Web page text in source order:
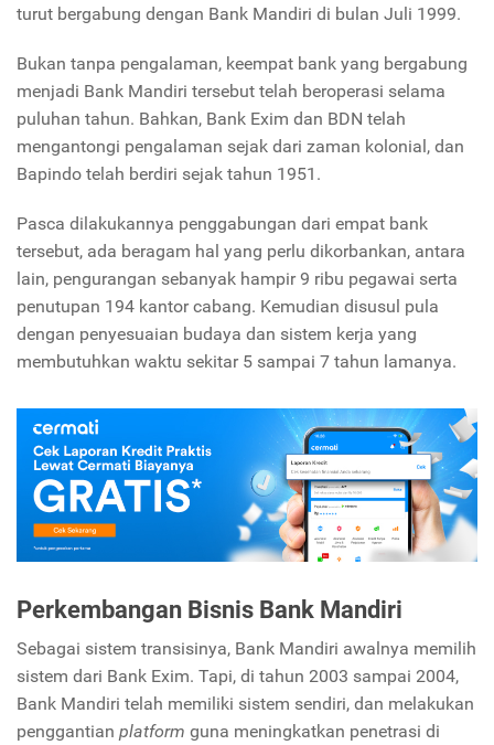
turut bergabung dengan Bank Mandiri di bulan Juli 1999.
Bukan tanpa pengalaman, keempat bank yang bergabung
menjadi Bank Mandiri tersebut telah beroperasi selama
puluhan tahun. Bahkan, Bank Exim dan BDN telah
mengantongi pengalaman sejak dari zaman kolonial, dan
Bapindo telah berdiri sejak tahun 1951.
Pasca dilakukannya penggabungan dari empat bank
tersebut, ada beragam hal yang perlu dikorbankan, antara
lain, pengurangan sebanyak hampir 9 ribu pegawai serta
penutupan 194 kantor cabang. Kemudian disusul pula
dengan penyesuaian budaya dan sistem kerja yang
membutuhkan waktu sekitar 5 sampai 7 tahun lamanya.
Perkembangan Bisnis Bank Mandiri
Sebagai sistem transisinya, Bank Mandiri awalnya memilih
sistem dari Bank Exim. Tapi, di tahun 2003 sampai 2004,
Bank Mandiri telah memiliki sistem sendiri, dan melakukan
penggantian platform guna meningkatkan penetrasi di